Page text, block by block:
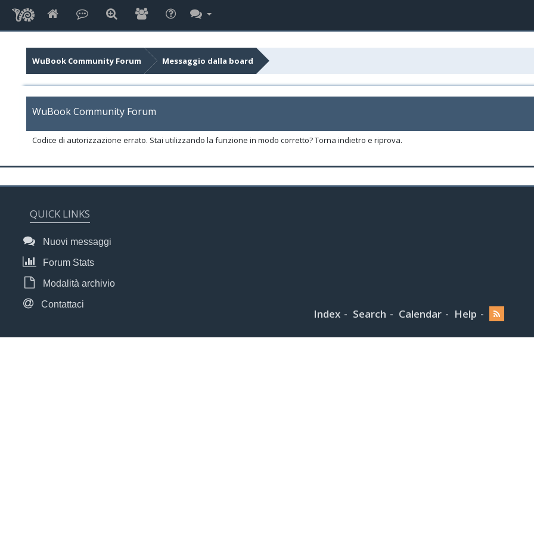
WuBook Community Forum Messaggio dalla board
WuBook Community Forum
Codice di autorizzazione errato. Stai utilizzando la funzione in modo corretto? Torna indietro e riprova.
QUICK LINKS
Nuovi messaggi
Forum Stats
Modalità archivio
Contattaci
Index Search Calendar Help